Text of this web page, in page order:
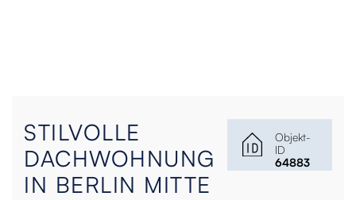
STILVOLLE
DACHWOHNUNG
IN BERLIN MITTE
Objekt-
ID
64883